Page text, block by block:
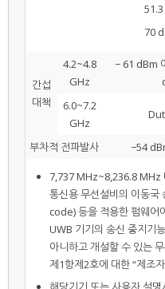
70
간섭
대책
4.2~4.8
GHz
− 61 dBm
6.0~7.2
GHz
부차적 전파발사 −54
7,737 MHz~8,236.8 MHz
통신용 무선설비의 이동
code) 등을 적용한 펌웨어
UWB 기기의 송신 중지기
아니하고 개설할 수 있는
제1항제2호에 대한 “제조